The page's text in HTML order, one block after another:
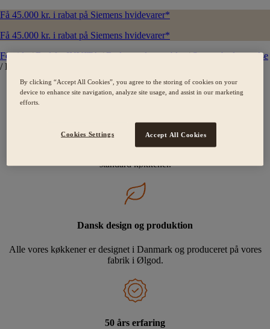
Få 45.000 kr. i rabat på Siemens hvidevarer*
Få 45.000 kr. i rabat på Siemens hvidevarer*
Forside / Bad fra INVITA / Badeværelsesmøbler / Square badeværelse
/ Frost
Skræddersyede kvalitetskøkkener
standard køkkener.
Dansk design og produktion
Alle vores køkkener er designet i Danmark og produceret på vores
fabrik i Ølgod.
50 års erfaring
By clicking “Accept All Cookies”, you agree to the storing of cookies on your
device to enhance site navigation, analyze site usage, and assist in our marketing
efforts.
Cookies Settings Accept All Cookies